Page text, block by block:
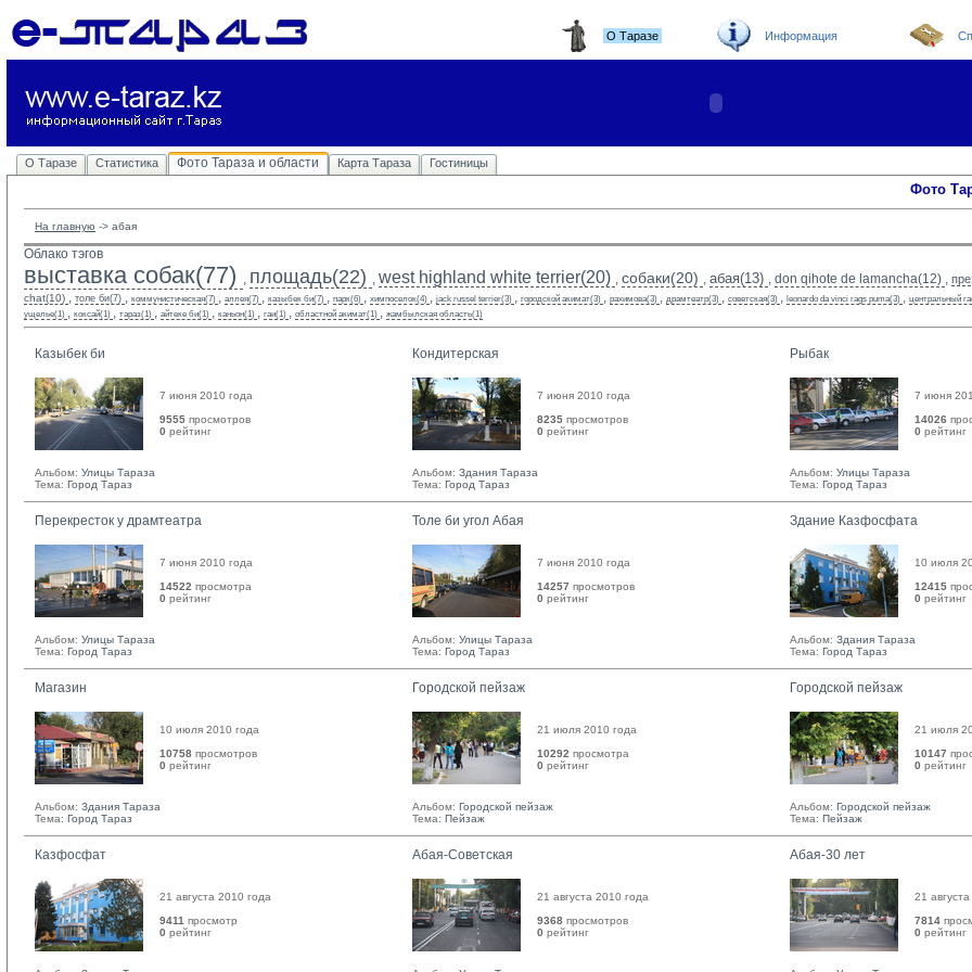
О Таразе Информация
О Таразе Статистика Фото Тараза и области Карта Тараза Гостиницы
Фото
На главную -> абая
Облако тэгов
выставка собак(77) , площадь(22) , west highland white terrier(20) , собаки(20) , абая(13) , don qihote de lamancha(12) ,
chat(10) , толе би(7) , коммунистическая(7) , аллея(7) , казыбек би(7) , парк(6) , химпоселок(4) , jack russel terrier(3) , городской акимат(3) , рахимова(3) , драмтеатр(3) , советская(3) , leonardo da vinci rags puma(3) , центральный
ущелье(1) , коксай(1) , тараз(1) , айтеке би(1) , каньон(1) , гаи(1) , областной акимат(1) , жамбылская область(1)
Казыбек би
7 июня 2010 года
9555 просмотров
0 рейтинг
Альбом: Улицы Тараза
Тема: Город Тараз
Кондитерская
7 июня 2010 года
8235 просмотров
0 рейтинг
Альбом: Здания Тараза
Тема: Город Тараз
Рыбак
7 июня
14026
0 рейтинг
Альбом: Улицы Тараза
Тема: Город Тараз
Перекресток у драмтеатра
7 июня 2010 года
14522 просмотра
0 рейтинг
Альбом: Улицы Тараза
Тема: Город Тараз
Толе би угол Абая
7 июня 2010 года
14257 просмотров
0 рейтинг
Альбом: Улицы Тараза
Тема: Город Тараз
Здание Казфосфата
10 июля
12415
0 рейтинг
Альбом: Здания Тараза
Тема: Город Тараз
Магазин
10 июля 2010 года
10758 просмотров
0 рейтинг
Альбом: Здания Тараза
Тема: Город Тараз
Городской пейзаж
21 июля 2010 года
10292 просмотра
0 рейтинг
Альбом: Городской пейзаж
Тема: Пейзаж
Городской пейзаж
21 июля
10147
0 рейтинг
Альбом: Городской пейзаж
Тема: Пейзаж
Казфосфат
21 августа 2010 года
9411 просмотр
0 рейтинг
Абая-Советская
21 августа 2010 года
9368 просмотров
0 рейтинг
Абая-30 лет
21
7814
0 рейтинг